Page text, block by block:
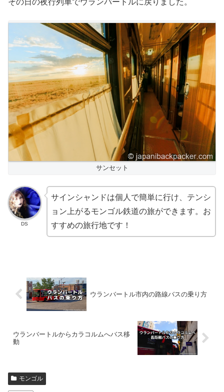
その日の夜行列車でウランバートルに戻りました。
サンセット
DS
サインシャンドは個人で簡単に行け、テンシ
ョン上がるモンゴル鉄道の旅ができます。お
すすめの旅行地です！
ウランバートル市内の路線バスの乗り方
ウランバートルからカラコルムへバス移
動
モンゴル